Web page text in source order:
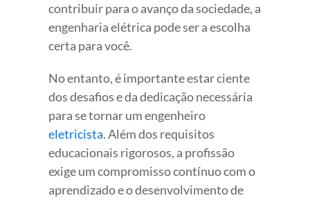
contribuir para o avanço da sociedade, a
engenharia elétrica pode ser a escolha
certa para você.
No entanto, é importante estar ciente
dos desafios e da dedicação necessária
para se tornar um engenheiro
eletricista. Além dos requisitos
educacionais rigorosos, a profissão
exige um compromisso contínuo com o
aprendizado e o desenvolvimento de